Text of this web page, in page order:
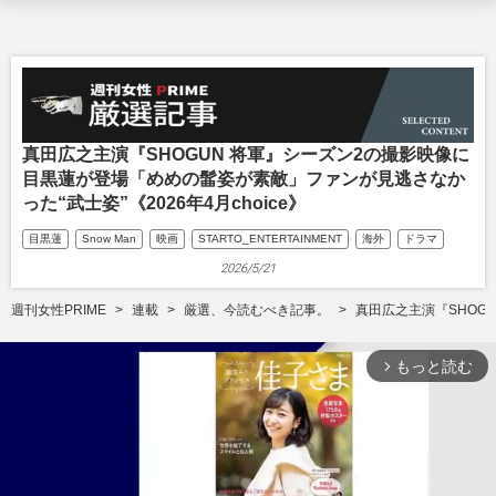
真田広之主演『SHOGUN 将軍』シーズン2の撮影映像に
目黒蓮が登場「めめの髷姿が素敵」ファンが見逃さなか
った“武士姿”《2026年4月choice》
目黒蓮 Snow Man 映画 STARTO_ENTERTAINMENT 海外 ドラマ
2026/5/21
週刊女性PRIME 連載 厳選、今読むべき記事。 真田広之主演『
arrow_forward_ios もっと読む